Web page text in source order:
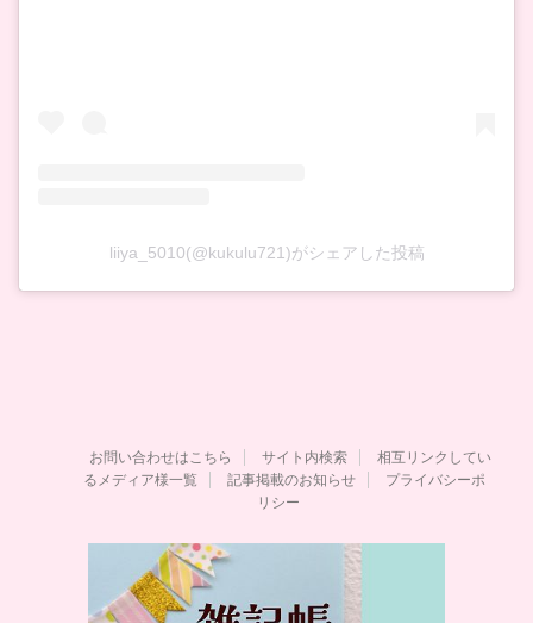
liiya_5010(@kukulu721)がシェアした投稿
お問い合わせはこちら サイト内検索
相互リンクしてい
るメディア様一覧
記事掲載のお知らせ
プライバシーポ
リシー